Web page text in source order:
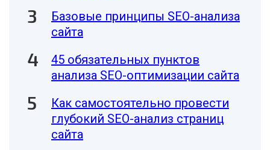
Базовые принципы SEO-анализа
сайта
45 обязательных пунктов
анализа SEO-оптимизации сайта
Как самостоятельно провести
глубокий SEO-анализ страниц
сайта